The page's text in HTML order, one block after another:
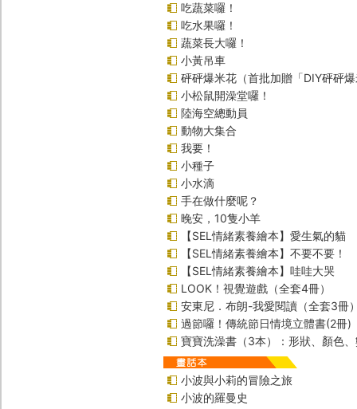
吃蔬菜囉！
吃水果囉！
蔬菜長大囉！
小黃吊車
砰砰爆米花（首批加贈「DIY砰砰
小松鼠開澡堂囉！
陸海空總動員
動物大集合
我要！
小種子
小水滴
手在做什麼呢？
晚安，10隻小羊
【SEL情緒素養繪本】愛生氣的貓
【SEL情緒素養繪本】不要不要！
【SEL情緒素養繪本】哇哇大哭
LOOK！視覺遊戲（全套4冊）
安東尼．布朗-我愛閱讀（全套3冊
過節囉！傳統節日情境立體書(2冊)
寶寶洗澡書（3本）：形狀、顏色
小波與小莉的冒險之旅
小波的羅曼史